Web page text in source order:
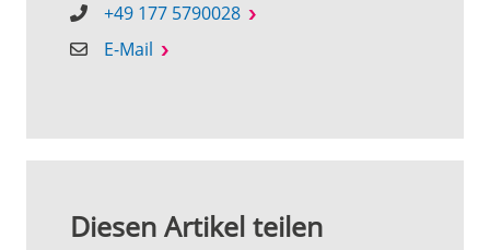
+49 177 5790028
E-Mail
Diesen Artikel teilen